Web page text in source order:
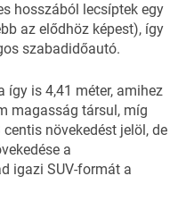
hosszából lecsíptek egy
az elődhöz képest), így
szabadidőautó.
így is 4,41 méter, amihez
magasság társul, míg
növekedést jelöl, de
a
igazi SUV-formát a